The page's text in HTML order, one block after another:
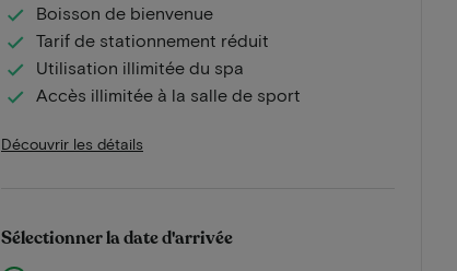
Boisson de bienvenue
Tarif de stationnement réduit
Utilisation illimitée du spa
Accès illimitée à la salle de sport
Découvrir les détails
Sélectionner la date d'arrivée